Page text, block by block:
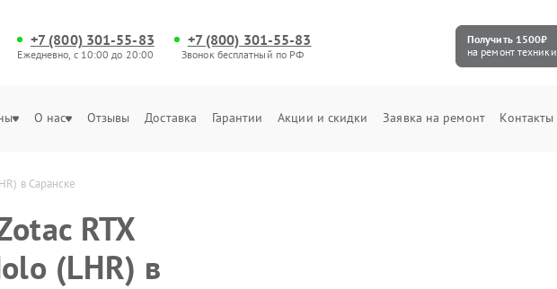
+7 (800) 301-55-83
Ежедневно, с 10:00 до 20:00
+7 (800) 301-55-83
Звонок бесплатный по РФ
Получить 1500₽
на ремонт техники
О нас Отзывы Доставка Гарантии Акции и скидки Заявка на ремонт Контакты
в Саранске
RTX
(LHR) в